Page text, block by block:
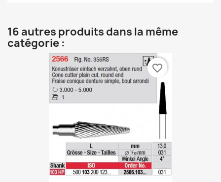
16 autres produits dans la même
catégorie :
favorite_border